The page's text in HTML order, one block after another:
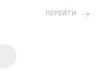
ПЕРЕЙТИ